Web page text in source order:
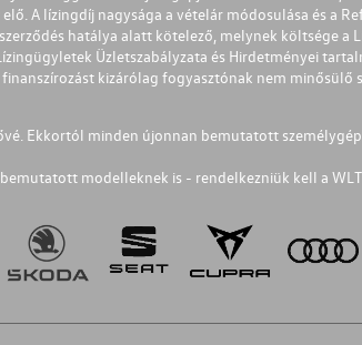
A lízingdíj nagysága a vételár módosulása és a
hatálya alatt kötelező, melynek költsége
Üzletszabályzata és Hirdetményei
kizárólag fogyasztónak nem minősülő
Ekkortól minden újonnan bemutatott
modelleknek is - rendelkezniük kell a